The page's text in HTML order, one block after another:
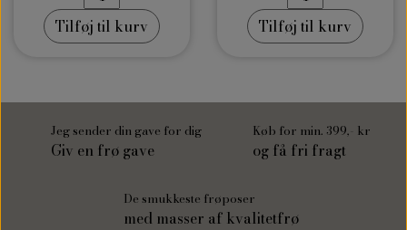
Tilføj til kurv Tilføj til kurv
Jeg sender din gave for dig
Giv en frø gave
Køb for min. 399,- kr
og få fri fragt
De smukkeste frøposer
med masser af kvalitetfrø